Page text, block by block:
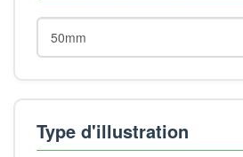
Type d'illustration